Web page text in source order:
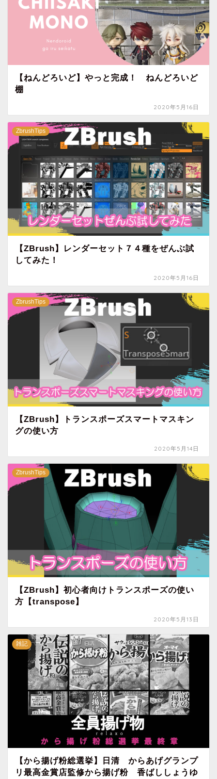
【ねんどろいど】やっと完成！ ねんどろいど
棚
2020年5月16日
ZbrushTips
【ZBrush】レンダーセット７４種をぜんぶ試
してみた！
2020年5月16日
ZbrushTips
【ZBrush】トランスポーズスマートマスキン
グの使い方
2020年5月14日
ZbrushTips
【ZBrush】初心者向けトランスポーズの使い
方【transpose】
2020年5月13日
雑記
【から揚げ粉総選挙】日清 からあげグランプ
リ最高金賞店監修から揚げ粉 香ばししょうゆ